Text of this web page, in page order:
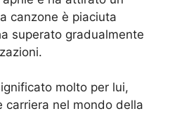
canzone è piaciuta
superato gradualmente
molto per lui,
carriera nel mondo della